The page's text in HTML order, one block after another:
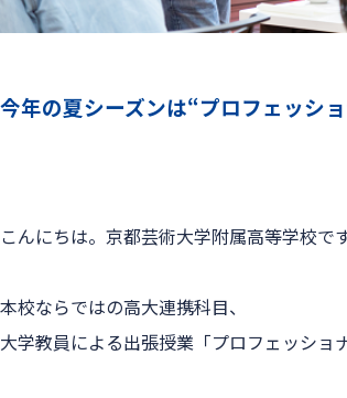
今年の夏シーズンは“プロフェッシ
こんにちは。京都芸術大学附属高等学校です
本校ならではの高大連携科目、
大学教員による出張授業「プロフェッショ